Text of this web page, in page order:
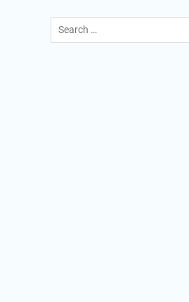
Search
for: